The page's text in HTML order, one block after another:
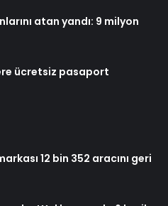
atan yandı: 9 milyon
ücretsiz pasaport
12 bin 352 aracını geri